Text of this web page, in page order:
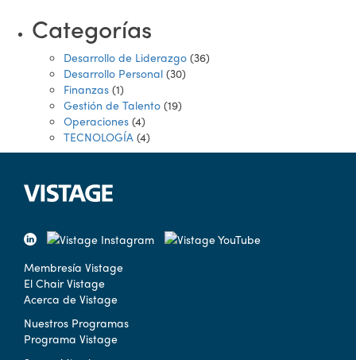
Categorías
Desarrollo de Liderazgo (36)
Desarrollo Personal (30)
Finanzas (1)
Gestión de Talento (19)
Operaciones (4)
TECNOLOGÍA (4)
Membresía Vistage
El Chair Vistage
Acerca de Vistage
Nuestros Programas
Programa Vistage